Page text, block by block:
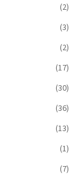
(2)
(3)
(2)
(17)
(30)
(36)
(13)
(1)
(7)